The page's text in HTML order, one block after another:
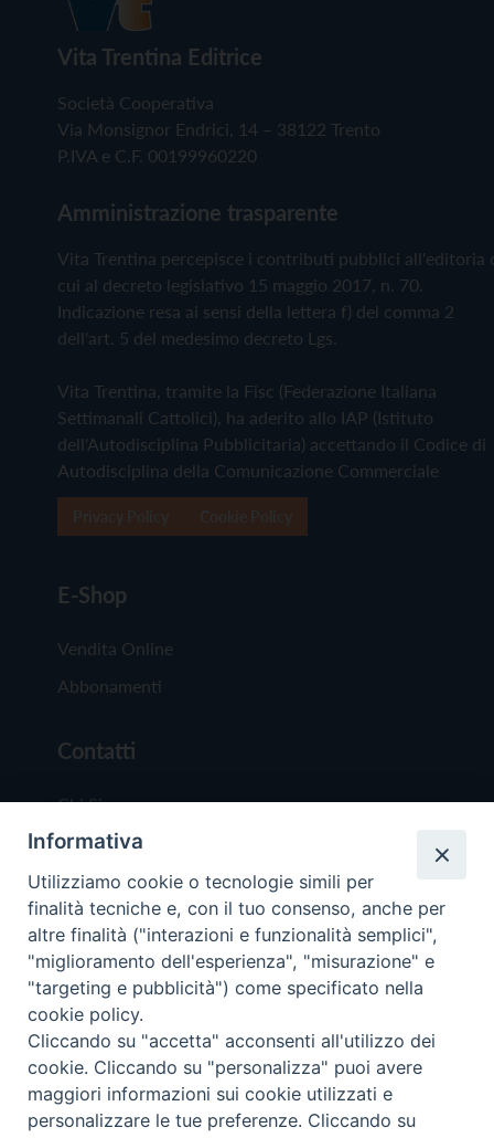
Vita Trentina Editrice
Società Cooperativa
Via Monsignor Endrici, 14 – 38122 Trento
P.IVA e C.F. 00199960220
Amministrazione trasparente
Vita Trentina percepisce i contributi pubblici all'editoria
cui al decreto legislativo 15 maggio 2017, n. 70.
Indicazione resa ai sensi della lettera f) del comma 2
dell'art. 5 del medesimo decreto Lgs.
Vita Trentina, tramite la Fisc (Federazione Italiana
Settimanali Cattolici), ha aderito allo IAP (Istituto
dell'Autodisciplina Pubblicitaria) accettando il Codice di
Autodisciplina della Comunicazione Commerciale
E-Shop
Vendita Online
Abbonamenti
Contatti
Chi Siamo
Redazione
Scrivici
Copyright © 2019 - Tutti i diritti riservati - Vita
Trentina Editrice
Privacy Policy
Informativa
Utilizziamo cookie o tecnologie simili per
finalità tecniche e, con il tuo consenso, anche per
altre finalità ("interazioni e funzionalità semplici",
"miglioramento dell'esperienza", "misurazione" e
"targeting e pubblicità") come specificato nella
cookie policy.
Cliccando su "accetta" acconsenti all'utilizzo dei
cookie. Cliccando su "personalizza" puoi avere
maggiori informazioni sui cookie utilizzati e
personalizzare le tue preferenze. Cliccando su